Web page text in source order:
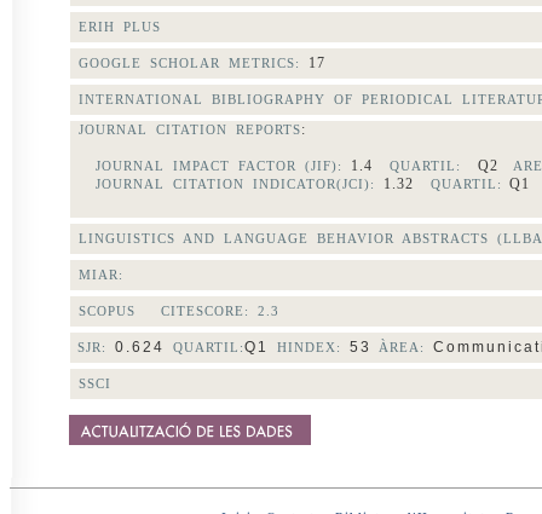
ERIH PLUS
GOOGLE SCHOLAR METRICS: 17
INTERNATIONAL BIBLIOGRAPHY OF PERIODICAL
JOURNAL CITATION REPORTS:
JOURNAL IMPACT FACTOR (JIF): 1.4 QUARTIL: Q2
JOURNAL CITATION INDICATOR(JCI):
1.32 QUARTIL:
LINGUISTICS AND LANGUAGE BEHAVIOR ABSTRACTS
MIAR:
SCOPUS CITESCORE: 2.3
SJR: 0.624 QUARTIL:Q1 HINDEX: 53 ÀREA:
SSCI